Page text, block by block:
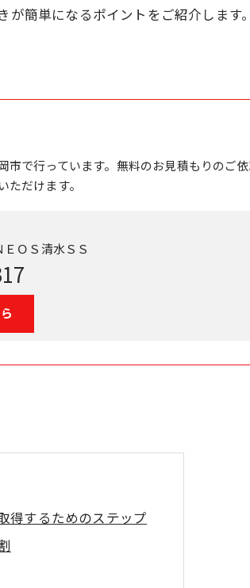
簡単になるポイントをご紹介します
で行っています。無料のお見積もりのご
だけます。
ＯＳ清水ＳＳ
得するためのステップ